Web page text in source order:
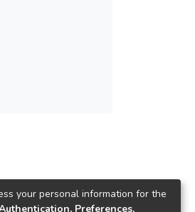
your personal information for the
Preferences,